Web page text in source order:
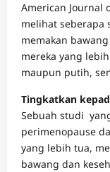
American Journal
melihat seberapa
memakan
mereka yang
maupun putih,
Tingkatkan
Sebuah studi
perimenopause
yang lebih tua,
bawang dan